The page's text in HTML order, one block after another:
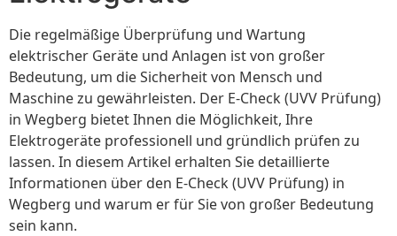
Die regelmäßige Überprüfung und Wartung
elektrischer Geräte und Anlagen ist von großer
Bedeutung, um die Sicherheit von Mensch und
Maschine zu gewährleisten. Der E-Check (UVV Prüfung)
in Wegberg bietet Ihnen die Möglichkeit, Ihre
Elektrogeräte professionell und gründlich prüfen zu
lassen. In diesem Artikel erhalten Sie detaillierte
Informationen über den E-Check (UVV Prüfung) in
Wegberg und warum er für Sie von großer Bedeutung
sein kann.